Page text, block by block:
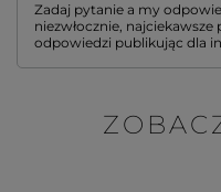
Zadaj pytanie a my
niezwłocznie, najciekawsze
odpowiedzi publikując dla